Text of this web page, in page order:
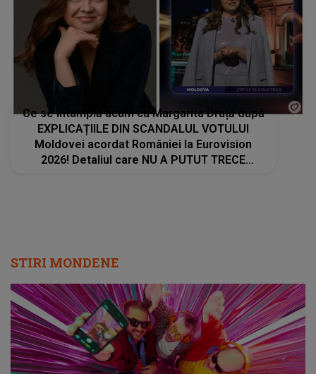
Ce se întâmplă acum cu Margarita Druță după
EXPLICAȚIILE DIN SCANDALUL VOTULUI
Moldovei acordat României la Eurovision
2026! Detaliul care NU A PUTUT TRECE
STIRI MONDENE